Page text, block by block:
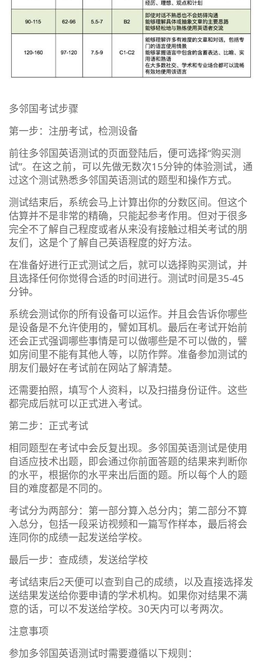
多邻国考试步骤
第一步：注册考试，检测设备
前往多邻国英语测试的页面登陆后，便可选择“购买测
试”。在这之前，可以先做无数次15分钟的体验测试，通
过这个测试熟悉多邻国英语测试的题型和操作方式。
测试结束后，系统会马上计算出你的分数区间。但这个
估算并不是非常的精确，只能起参考作用。但对于很多
完全不了解自己程度或者从来没有接触过相关考试的朋
友们，这是个了解自己英语程度的好方法。
在准备好进行正式测试之后，就可以选择购买测试，并
且选择任何你觉得合适的时间进行。测试时间是35-45
分钟。
系统会测试你的所有设备可以运作。并且会告诉你哪些
是设备是不允许使用的，譬如耳机。最后在考试开始前
还会正式强调哪些事情是可以做哪些是不可以做的，譬
如房间里不能有其他人等，以防作弊。准备参加测试的
朋友们最好在考试前在网站了解清楚。
还需要拍照，填写个人资料，以及扫描身份证件。这些
都完成后就可以正式进入考试。
第二步：正式考试
相同题型在考试中会反复出现。多邻国英语测试是使用
自适应技术出题，即会通过你前面答题的结果来判断你
的水平，根据你的水平来出后面的题。所以每个人的题
目的难度都是不同的。
考试分为两部分：第一部分算入总分内；第二部分不算
入总分，包括一段采访视频和一篇写作样本，最后将会
连同你的成绩一起发送给学校。
最后一步：查成绩，发送给学校
考试结束后2天便可以查到自己的成绩，以及直接选择发
送结果发送给你要申请的学术机构。如果你对结果不满
意的话，可以不发送给学校。30天内可以考两次。
注意事项
参加多邻国英语测试时需要遵循以下规则：